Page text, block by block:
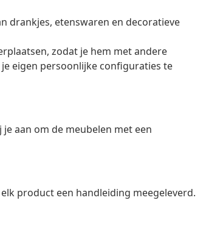
drankjes, etenswaren en decoratieve
zodat je hem met andere
eigen persoonlijke configuraties te
aan om de meubelen met een
product een handleiding meegeleverd.